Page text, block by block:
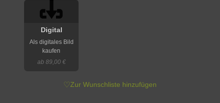
Digital
Als digitales Bild
kaufen
ab 89,00 €
♡Zur Wunschliste hinzufügen